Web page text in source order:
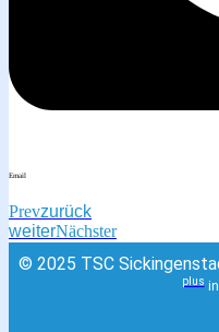
Email
Prevzurück
weiterNächster
© 2025 TSC
plusin